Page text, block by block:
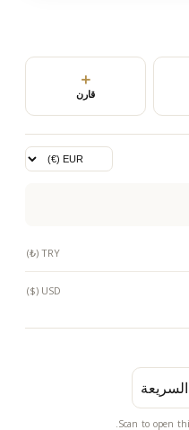
＋
قارن
TRY (₺)
USD ($)
Scan to open